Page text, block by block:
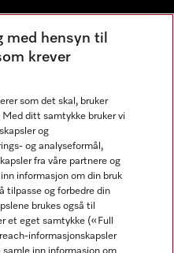
med hensyn til
krever
som det skal, bruker
ditt samtykke bruker vi
og
og analyseformål,
fra våre partnere og
informasjon om din bruk
tilpasse og forbedre din
brukes også til
et eget samtykke («Full
informasjonskapsler